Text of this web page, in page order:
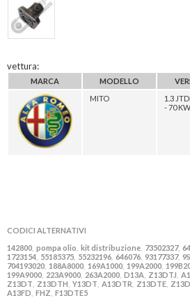
vettura:
MARCA MODELLO
MITO
1.3
- 70
CODICI ALTERNATIVI
142800 pompa olio kit distribuzione 73502327,
1723154 55185375 55232196 646076 93177337,
704193020 188A8000 169A1000 199A2000
199A9000 223A9000 263A2000 D13A Z13DTJ
Z13DT Z13DTH Y13DT A13DTR Z13DTE
A13FD FHZ F13DTE5